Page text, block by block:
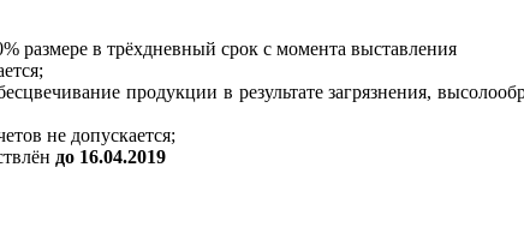
в трёхдневный срок с момента выставления
продукции в результате загрязнения,
не допускается;
до 16.04.2019